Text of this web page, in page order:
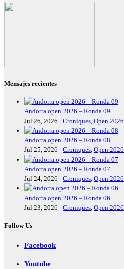
Mensajes recientes
Andorra open 2026 – Ronda 09
Jul 26, 2026 | Croniques, Open 2026
Andorra open 2026 – Ronda 08
Jul 25, 2026 | Croniques, Open 2026
Andorra open 2026 – Ronda 07
Jul 24, 2026 | Croniques, Open 2026
Andorra open 2026 – Ronda 06
Jul 23, 2026 | Croniques, Open 2026
Follow Us
Facebook
Youtube